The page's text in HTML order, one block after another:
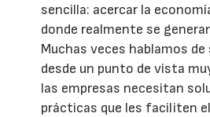
sencilla: acercar la
donde realmente se
Muchas veces hablamos
desde un punto de vista
las empresas necesitan
prácticas que les faciliten el